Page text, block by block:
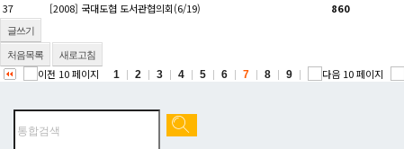
37
[2008] 국대도협 도서관협의회(6/19) 860
글쓰기
처음목록 새로고침
1 2 3 4 5 6 7 8 9